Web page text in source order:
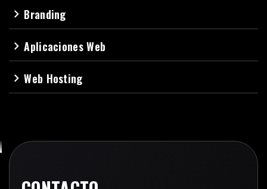
navigate_next Branding
navigate_nextAplicaciones Web
navigate_nextWeb Hosting